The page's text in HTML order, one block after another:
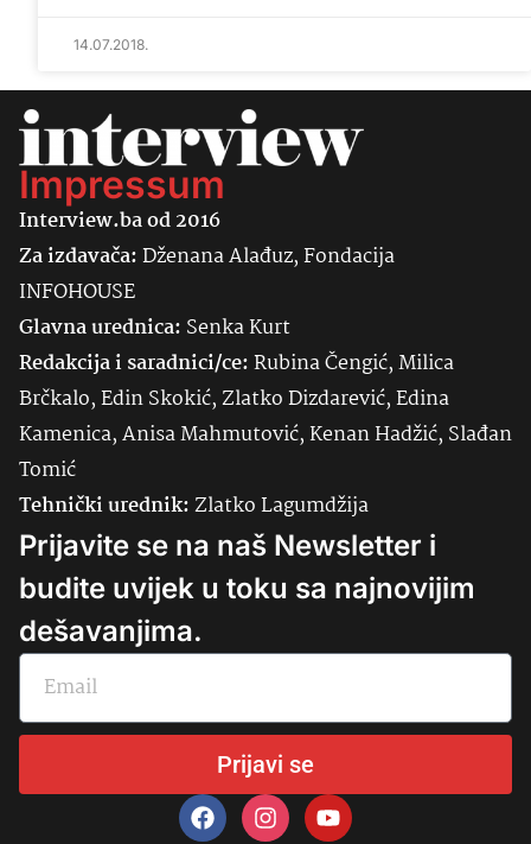
14.07.2018.
Impressum
Interview.ba od 2016
Za izdavača:Dženana Alađuz, Fondacija
INFOHOUSE
Glavna urednica: SenkaKurt
Redakcija i saradnici/ce:Rubina Čengić, Milica
Brčkalo, Edin Skokić, Zlatko Dizdarević, Edina
Kamenica, Anisa Mahmutović, Kenan Hadžić, Slađan
Tomić
Tehnički urednik:Zlatko Lagumdžija
Prijavite se na naš Newsletter i
budite uvijek u toku sa najnovijim
dešavanjima.
Prijavi se